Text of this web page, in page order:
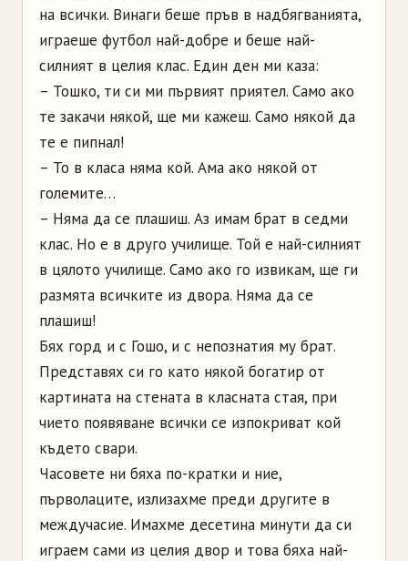
на всички. Винаги беше пръв в надбягванията,
играеше футбол най-добре и беше най-
силният в целия клас. Един ден ми каза:
– Тошко, ти си ми първият приятел. Само ако
те закачи някой, ще ми кажеш. Само някой да
те е пипнал!
– То в класа няма кой. Ама ако някой от
големите…
– Няма да се плашиш. Аз имам брат в седми
клас. Но е в друго училище. Той е най-силният
в цялото училище. Само ако го извикам, ще ги
размята всичките из двора. Няма да се
плашиш!
Бях горд и с Гошо, и с непознатия му брат.
Представях си го като някой богатир от
картината на стената в класната стая, при
чието появяване всички се изпокриват кой
където свари.
Часовете ни бяха по-кратки и ние,
първолаците, излизахме преди другите в
междучасие. Имахме десетина минути да си
играем сами из целия двор и това бяха най-